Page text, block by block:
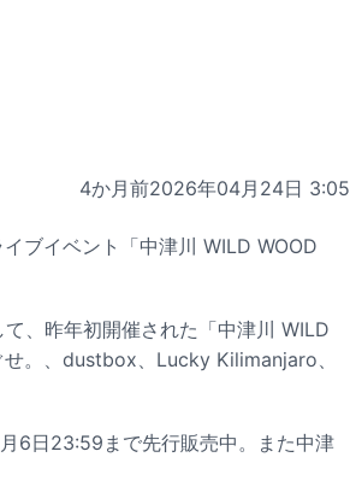
4か月前2026年04月24日 3:05
ブイベント「中津川 WILD WOOD
、昨年初開催された「中津川 WILD
。、dustbox、Lucky Kilimanjaro、
6日23:59まで先行販売中。また中津